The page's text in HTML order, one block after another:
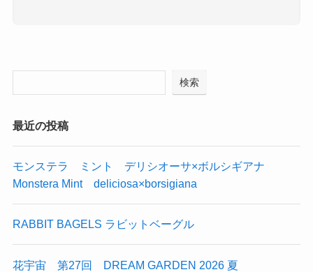
検索
最近の投稿
モンステラ ミント デリシオーサ×ボルシギアナ
Monstera Mint deliciosa×borsigiana
RABBIT BAGELS ラビットベーグル
花宇宙 第27回 DREAM GARDEN 2026 夏